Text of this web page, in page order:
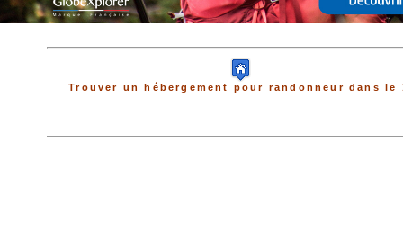
Trouver un hébergement pour randonneur dans le